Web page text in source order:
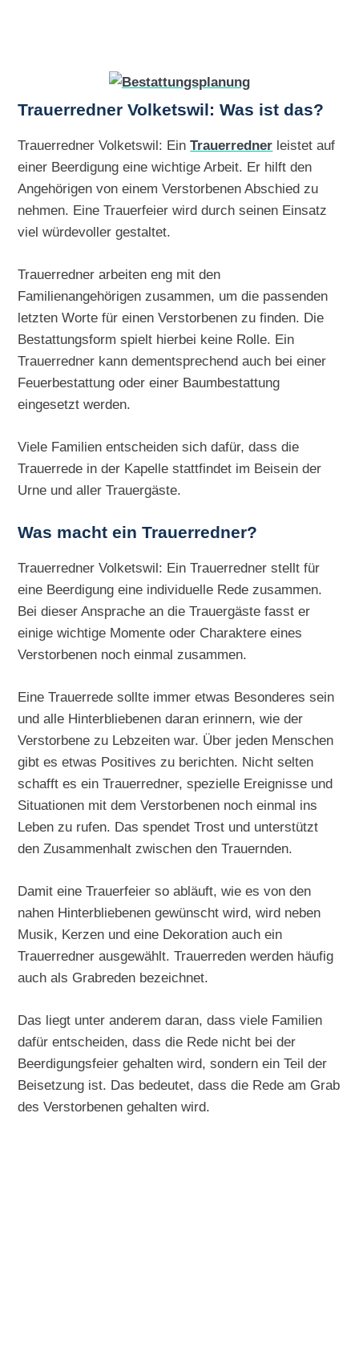
Trauerredner Volketswil: Was ist das?
Trauerredner Volketswil: EinTrauerredner leistet auf
einer Beerdigung eine wichtige Arbeit. Er hilft den
Angehörigen von einem Verstorbenen Abschied zu
nehmen. Eine Trauerfeier wird durch seinen Einsatz
viel würdevoller gestaltet.
Trauerredner arbeiten eng mit den
Familienangehörigen zusammen, um die passenden
letzten Worte für einen Verstorbenen zu finden. Die
Bestattungsform spielt hierbei keine Rolle. Ein
Trauerredner kann dementsprechend auch bei einer
Feuerbestattung oder einer Baumbestattung
eingesetzt werden.
Viele Familien entscheiden sich dafür, dass die
Trauerrede in der Kapelle stattfindet im Beisein der
Urne und aller Trauergäste.
Was macht ein Trauerredner?
Trauerredner Volketswil: Ein Trauerredner stellt für
eine Beerdigung eine individuelle Rede zusammen.
Bei dieser Ansprache an die Trauergäste fasst er
einige wichtige Momente oder Charaktere eines
Verstorbenen noch einmal zusammen.
Eine Trauerrede sollte immer etwas Besonderes sein
und alle Hinterbliebenen daran erinnern, wie der
Verstorbene zu Lebzeiten war. Über jeden Menschen
gibt es etwas Positives zu berichten. Nicht selten
schafft es ein Trauerredner, spezielle Ereignisse und
Situationen mit dem Verstorbenen noch einmal ins
Leben zu rufen. Das spendet Trost und unterstützt
den Zusammenhalt zwischen den Trauernden.
Damit eine Trauerfeier so abläuft, wie es von den
nahen Hinterbliebenen gewünscht wird, wird neben
Musik, Kerzen und eine Dekoration auch ein
Trauerredner ausgewählt. Trauerreden werden häufig
auch als Grabreden bezeichnet.
Das liegt unter anderem daran, dass viele Familien
dafür entscheiden, dass die Rede nicht bei der
Beerdigungsfeier gehalten wird, sondern ein Teil der
Beisetzung ist. Das bedeutet, dass die Rede am Grab
des Verstorbenen gehalten wird.